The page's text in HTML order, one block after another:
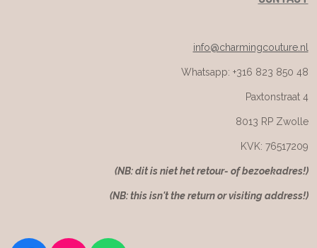
info@charmingcouture.nl
Whatsapp: +316 823 850 48
Paxtonstraat 4
8013 RP Zwolle
KVK: 76517209
(NB: dit is niet het retour- of bezoekadres!)
(NB: this isn't the return or visiting address!)